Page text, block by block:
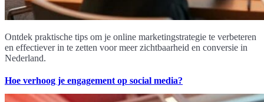
Ontdek praktische tips om je online marketingstrategie te verbeteren
en effectiever in te zetten voor meer zichtbaarheid en conversie in
Nederland.
Hoe verhoog je engagement op social media?